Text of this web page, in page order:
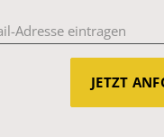
JETZT